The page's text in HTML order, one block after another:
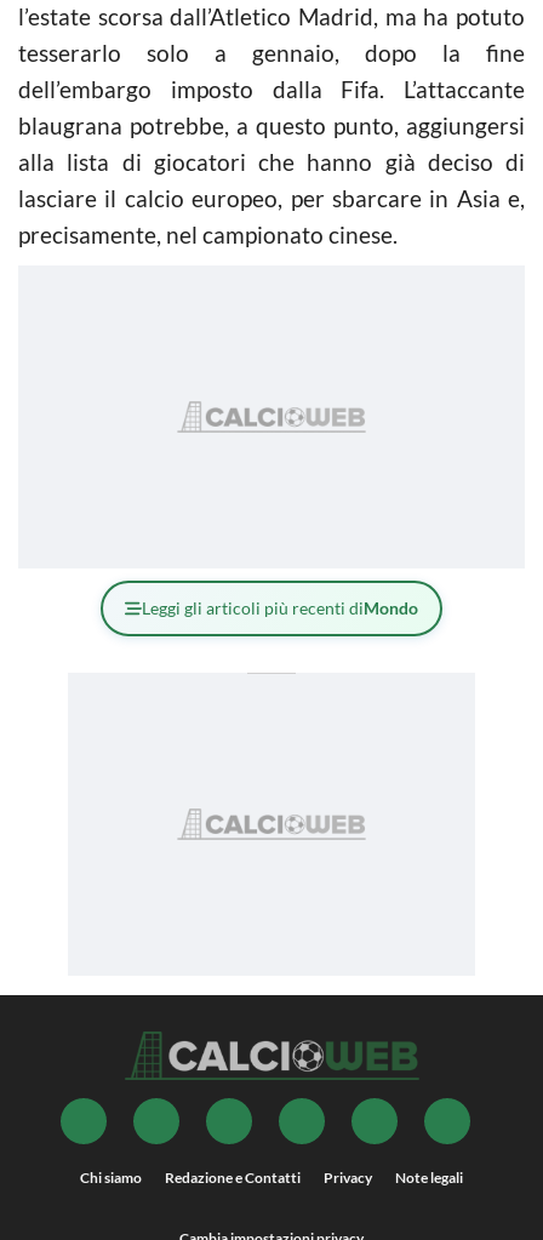
l’estate scorsa dall’Atletico Madrid, ma ha potuto
tesserarlo solo a gennaio, dopo la fine
dell’embargo imposto dalla Fifa. L’attaccante
blaugrana potrebbe, a questo punto, aggiungersi
alla lista di giocatori che hanno già deciso di
lasciare il calcio europeo, per sbarcare in Asia e,
precisamente, nel campionato cinese.
Leggi gli articoli più recenti diMondo
Chi siamo Redazione e Contatti Privacy Note legali